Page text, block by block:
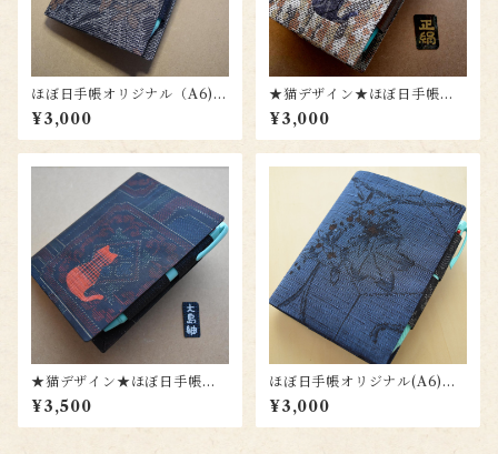
ほぼ日手帳オリジナル（A6)用
カバー to013
¥3,000
★猫デザイン★ほぼ日手帳オ
リジナル（A6)用カバー to01
0n
¥3,000
★猫デザイン★ほぼ日手帳オ
リジナル（A6)用カバー (大島
紬)to009zn
¥3,500
ほぼ日手帳オリジナル(A6)用
カバー(結城紬)ho035
¥3,000